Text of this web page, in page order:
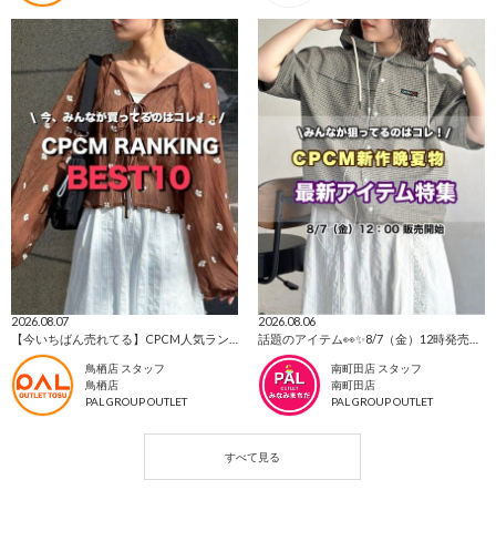
2026.08.07
鳥栖店 スタッフ
鳥栖店
PAL GROUP OUTLET
2026.08.06
話題のアイテム👀✨8/7（金）12時発売⭐CPCM新作
南町田店 スタッフ
南町田店
PAL GROUP OUTLET